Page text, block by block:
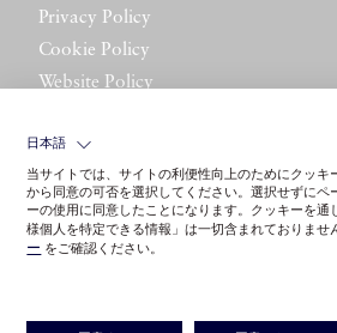
Privacy Policy
Cookie Policy
Website Policy
日本語
当サイトでは、サイトの利便性向上のためにクッキ
から同意の可否を選択してください。選択せずにペ
ーの使用に同意したことになります。クッキーを通
様個人を特定できる情報」は一切含まれておりませ
ー をご確認ください。